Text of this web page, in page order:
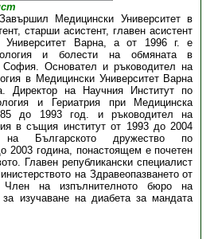
Медицински Университет в
старши асистент, главен асистент
Варна, а от 1996 г. е
и болести на обмяната в
София. Основател и ръководител на
в Медицински Университет Варна
Директор на Научния Институт по
и Гериатрия при Медицинска
до 1993 год. и ръководител на
в същия институт от 1993 до 2004
на Българското дружество по
2003 година, понастоящем е почетен
Главен републикански специалист
на Здравеопазването от
на изпълнителното бюро на
за изучаване на диабета за мандата